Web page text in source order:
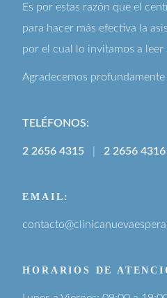
Es por estas razón que el
para hacer más efectiva la
por el cual lo invitamos a leer
Agradecemos
TELÉFONOS:
2 2656 4315 2 2656 4316
EMAIL:
HORARIOS DE